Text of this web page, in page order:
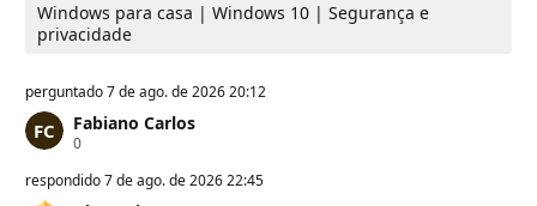
Windows para casa | Windows 10 | Segurança e
privacidade
perguntado7 de ago. de 2026 20:12
Fabiano Carlos
0P
n
respondido7 de ago. de 2026 22:45